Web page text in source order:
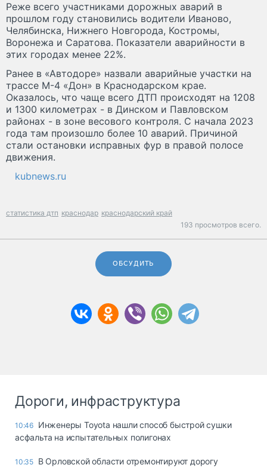
Реже всего участниками дорожных аварий в
прошлом году становились водители Иваново,
Челябинска, Нижнего Новгорода, Костромы,
Воронежа и Саратова. Показатели аварийности в
этих городах менее 22%.
Ранее в «Автодоре» назвали аварийные участки на
трассе М-4 «Дон» в Краснодарском крае.
Оказалось, что чаще всего ДТП происходят на 1208
и 1300 километрах - в Динском и Павловском
районах - в зоне весового контроля. С начала 2023
года там произошло более 10 аварий. Причиной
стали остановки исправных фур в правой полосе
движения.
kubnews.ru
статистика дтп краснодар краснодарский край
193 просмотров всего.
ОБСУДИТЬ
Дороги, инфраструктура
10:46 Инженеры Toyota нашли способ быстрой сушки
асфальта на испытательных полигонах
10:35 В Орловской области отремонтируют дорогу